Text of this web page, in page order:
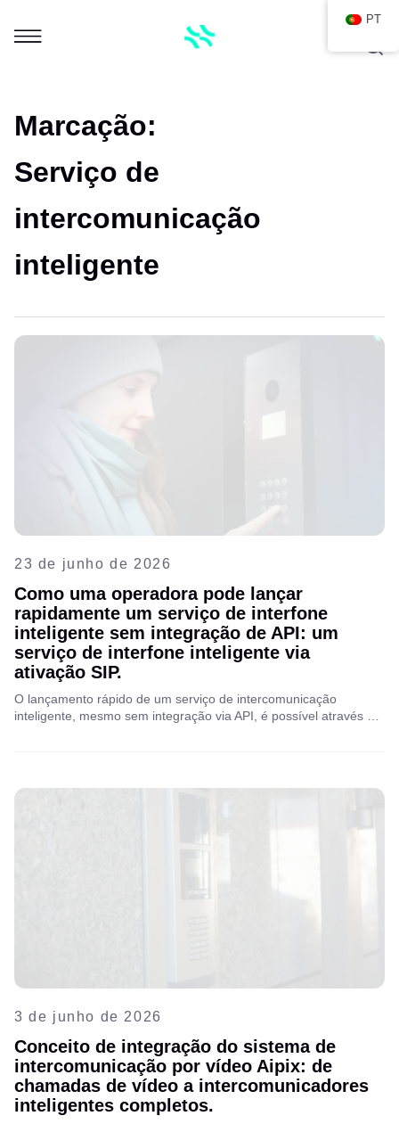
Marcação:
Serviço de
intercomunicação
inteligente
23 de junho de 2026
Como uma operadora pode lançar
rapidamente um serviço de interfone
inteligente sem integração de API: um
serviço de interfone inteligente via
ativação SIP.
O lançamento rápido de um serviço de intercomunicação
inteligente, mesmo sem integração via API, é possível através do
3 de junho de 2026
Conceito de integração do sistema de
intercomunicação por vídeo Aipix: de
chamadas de vídeo a intercomunicadores
inteligentes completos.
PT